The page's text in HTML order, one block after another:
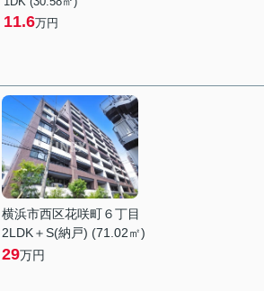
11.6万円
横浜市西区花咲町６丁目
2LDK＋S(納戸) (71.02㎡)
29万円